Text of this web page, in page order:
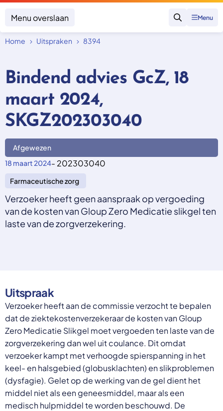
Menu overslaan
Zoeken
Menu
Onderwerpen
Zorgverzekering afsluiten
Vergoeding van zorg
Zorg in het buitenland
Geen zorgverzekering
Overheid moet proactief
ondersteuning bieden bij schulden, niet
straffen
Schrap de opslag op de zorgpremie voor mensen die
niet kunnen betalen en bied proactieve
ondersteuning, zoals automatische zorgtoeslag. Zo
voorkomt de overheid schulden, vermindert stress
en blijft noodzakelijke zorg toegankelijk.
Lees meer
Focus en impact
Uitspraken
Over SKGZ
Nieuws
Casussen
Vacatures
Contact
Romana
български
Українська
русский
Espanol
Francais
Home Uitspraken 8394
Bindend advies GcZ, 18
maart 2024,
SKGZ202303040
Afgewezen
18 maart 2024- 202303040
Farmaceutische zorg
Verzoeker heeft geen aanspraak op vergoeding
van de kosten van Gloup Zero Medicatie slikgel ten
laste van de zorgverzekering.
Uitspraak
Verzoeker heeft aan de commissie verzocht te bepalen
dat de ziektekostenverzekeraar de kosten van Gloup
Zero Medicatie Slikgel moet vergoeden ten laste van de
zorgverzekering dan wel uit coulance. Dit omdat
verzoeker kampt met verhoogde spierspanning in het
keel- en halsgebied (globusklachten) en slikproblemen
(dysfagie). Gelet op de werking van de gel dient het
middel niet als een geneesmiddel, maar als een
medisch hulpmiddel te worden beschouwd. De